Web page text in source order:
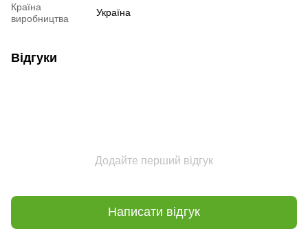
Країна
виробництва
Україна
Відгуки
Додайте перший відгук
Написати відгук